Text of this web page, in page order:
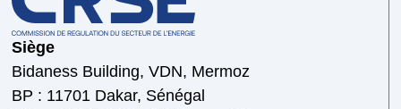
Siège
Bidaness Building, VDN, Mermoz
BP : 11701 Dakar, Sénégal